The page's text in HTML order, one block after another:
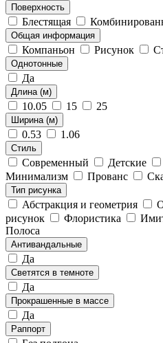
Поверхность
Блестящая
Общая информация
Компаньон Рисунок
Однотонные
Да
Длина (м)
10.05 15 25
Ширина (м)
0.53 1.06
Стиль
Современный Детские
Минимализм
Прованс
Тип рисунка
Абстракция и геометрия
рисунок
Флористика
Полоса
Антивандальные
Да
Светятся в темноте
Да
Прокрашенные в массе
Да
Раппорт